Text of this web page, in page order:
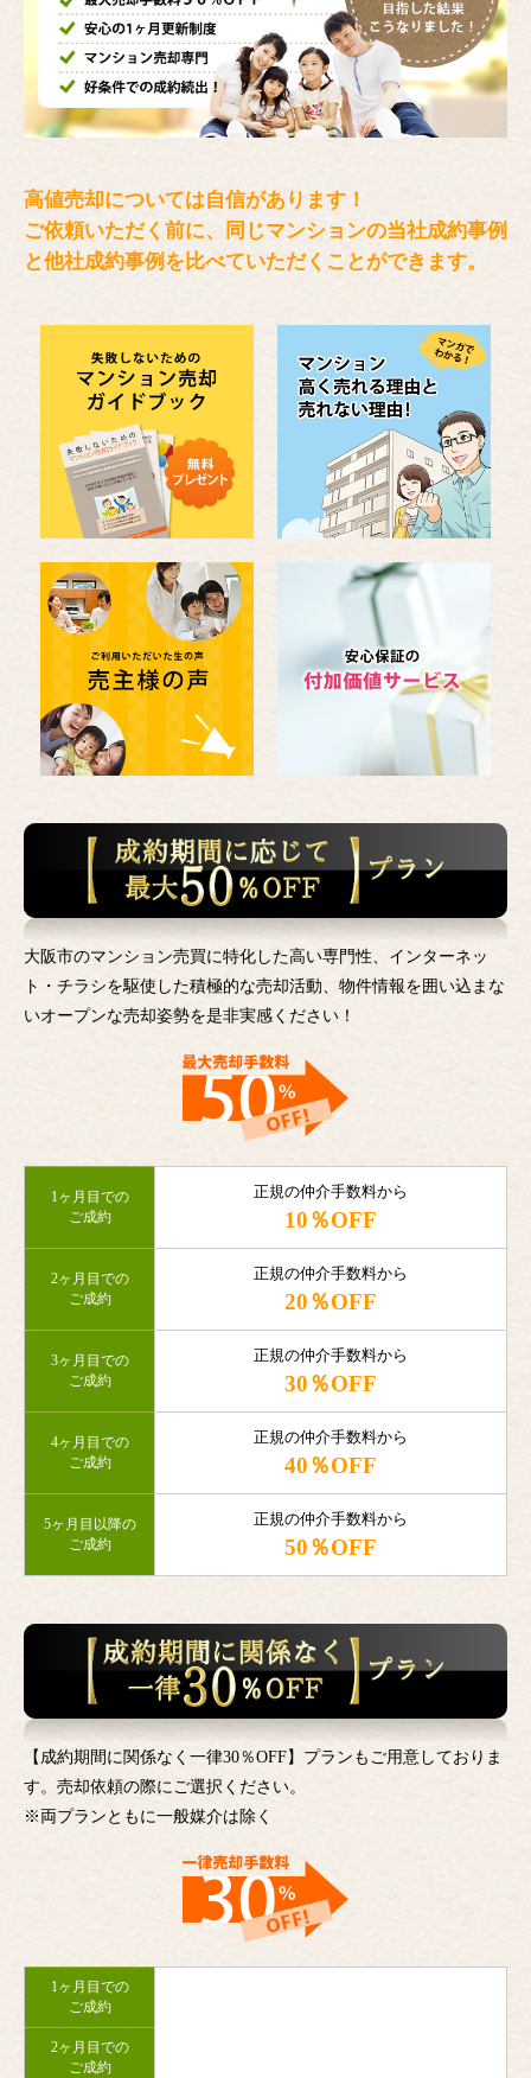
高値売却については自信があります！
ご依頼いただく前に、同じマンションの当社成約事例
と他社成約事例を比べていただくことができます。
大阪市のマンション売買に特化した高い専門性、インターネッ
ト・チラシを駆使した積極的な売却活動、 物件情報を囲い込まな
いオープンな売却姿勢を是非実感ください！
1ヶ月目での
ご成約
正規の仲介手数料から
10％OFF
2ヶ月目での
ご成約
正規の仲介手数料から
20％OFF
3ヶ月目での
ご成約
正規の仲介手数料から
30％OFF
4ヶ月目での
ご成約
正規の仲介手数料から
40％OFF
5ヶ月目以降の
ご成約
正規の仲介手数料から
50％OFF
【成約期間に関係なく一律30％OFF】プランもご用意しておりま
す。売却依頼の際にご選択ください。
※両プランともに一般媒介は除く
1ヶ月目での
ご成約
2ヶ月目での
ご成約